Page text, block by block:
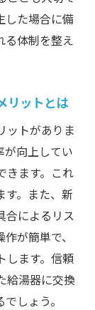
換費用の
把握しよ
性
すめ
専門家の
手順
ルと対処
した場合に備
る体制を整え
リットとは
ットがありま
が向上してい
きます。これ
す。また、新
合によるリス
が簡単で、
します。信頼
給湯器に交換
しょう。